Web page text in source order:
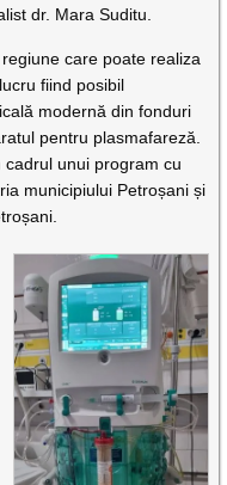
dr. Mara Suditu.
care poate realiza
fiind posibil
modernă din fonduri
pentru plasmafareză.
unui program cu
municipiului Petroșani și